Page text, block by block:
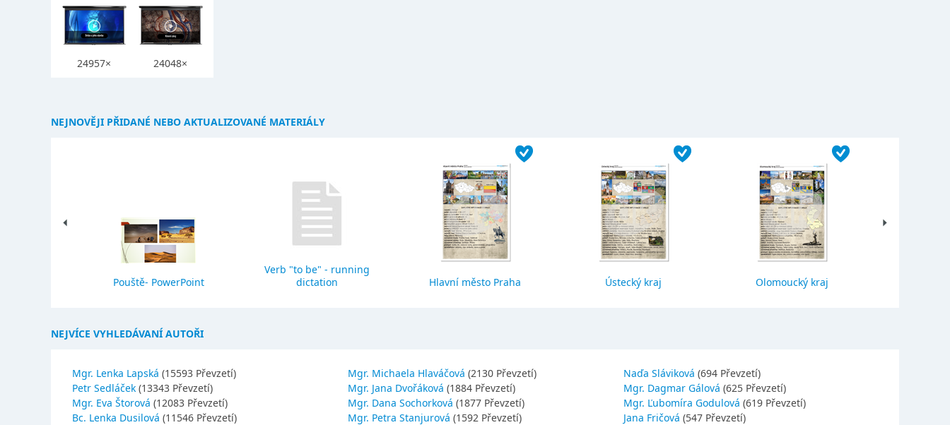
24957× 24048×
NEJNOVĚJI PŘIDANÉ NEBO AKTUALIZOVANÉ MATERIÁLY
Pouště- PowerPoint
Verb "to be" - running
dictation
Hlavní město Praha Ústecký kraj Olomoucký kraj
NEJVÍCE VYHLEDÁVANÍ AUTOŘI
Mgr. Lenka Lapská (15593 Převzetí)
Petr Sedláček (13343 Převzetí)
Mgr. Eva Štorová (12083 Převzetí)
Bc. Lenka Dusilová (11546 Převzetí)
Mgr. Michaela Hlaváčová (2130 Převzetí)
Mgr. Jana Dvořáková (1884 Převzetí)
Mgr. Dana Sochorková (1877 Převzetí)
Mgr. Petra Stanjurová (1592 Převzetí)
Naďa Sláviková (694 Převzetí)
Mgr. Dagmar Gálová (625 Převzetí)
Mgr. Ľubomíra Godulová (619 Převzetí)
Jana Fričová (547 Převzetí)